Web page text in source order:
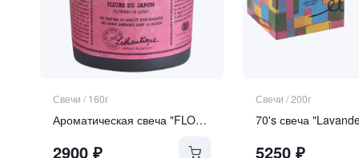
Свечи / 160г
Ароматическая свеча "FLOWERS OF JAPAN"
2900₽
Свечи /200г
70's свеча
5250 ₽